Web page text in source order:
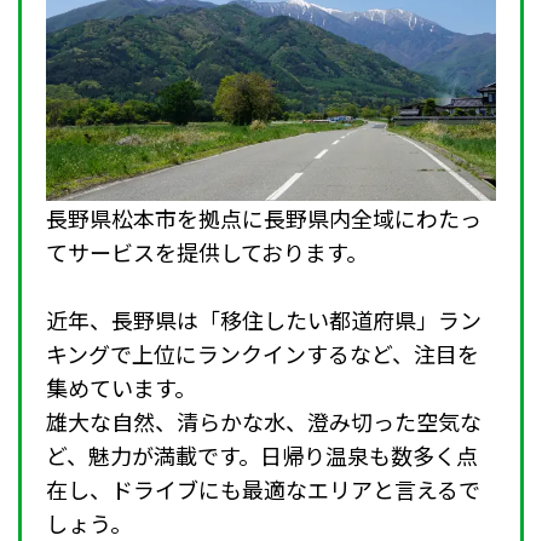
長野県松本市を拠点に長野県内全域にわたっ
てサービスを提供しております。
近年、長野県は「移住したい都道府県」ラン
キングで上位にランクインするなど、注目を
集めています。
雄大な自然、清らかな水、澄み切った空気な
ど、魅力が満載です。日帰り温泉も数多く点
在し、ドライブにも最適なエリアと言えるで
しょう。